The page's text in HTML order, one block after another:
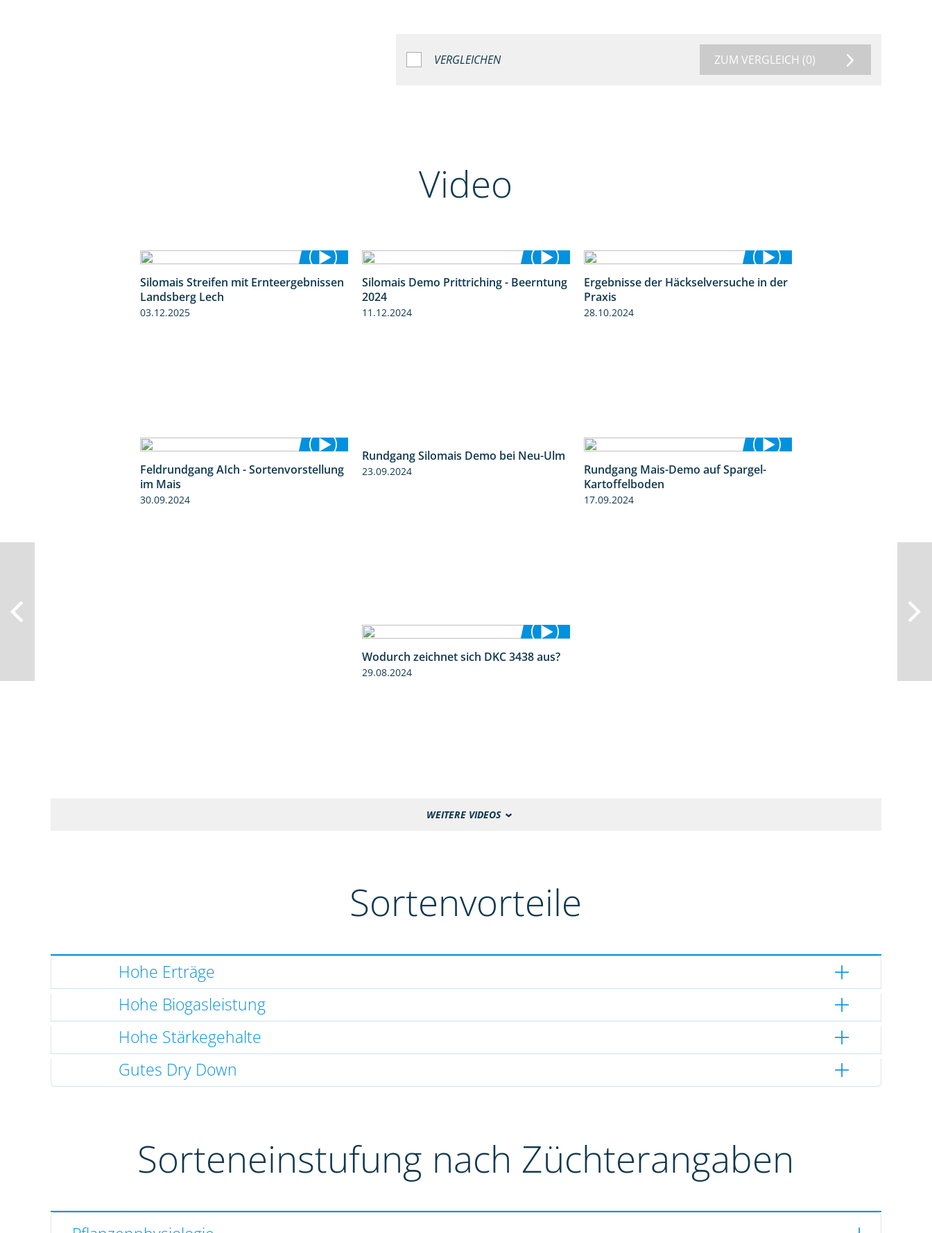
VERGLEICHEN ZUM VERGLEICH (0)
Video
11:01
Silomais Streifen mit Ernteergebnissen
Landsberg Lech
03.12.2025
12:28
Silomais Demo Prittriching - Beerntung
2024
11.12.2024
5:16
Ergebnisse der Häckselversuche in der
Praxis
28.10.2024
11:24
Feldrundgang AIch - Sortenvorstellung
im Mais
30.09.2024
Rundgang Silomais Demo bei Neu-Ulm 9:53
Rundgang Mais-Demo auf Spargel-
Kartoffelboden
17.09.2024
1:32
Wodurch zeichnet sich DKC 3438 aus?
29.08.2024
WEITERE VIDEOS
Sortenvorteile
Hohe Erträge
Hohe Biogasleistung
Hohe Stärkegehalte
Gutes Dry Down
Sorteneinstufung nach Züchterangaben